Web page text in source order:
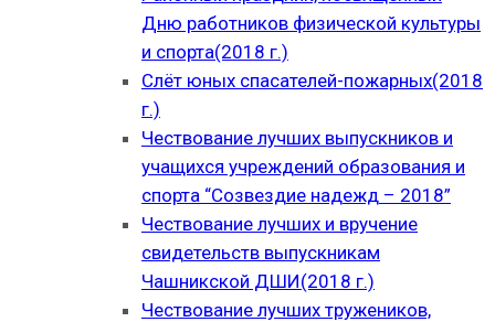
Дню работников физической культуры
и спорта(2018 г.)
Слёт юных спасателей-пожарных(2018
г.)
Чествование лучших выпускников и
учащихся учреждений образования и
спорта “Созвездие надежд – 2018”
Чествование лучших и вручение
свидетельств выпускникам
Чашникской ДШИ(2018 г.)
Чествование лучших тружеников,